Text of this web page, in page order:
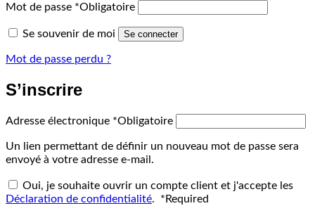
Mot de passe *Obligatoire
Se souvenir de moi Se connecter
Mot de passe perdu ?
S’inscrire
Adresse électronique *Obligatoire
Un lien permettant de définir un nouveau mot de passe sera
envoyé à votre adresse e-mail.
Oui, je souhaite ouvrir un compte client et j'accepte les
Déclaration de confidentialité. * Required